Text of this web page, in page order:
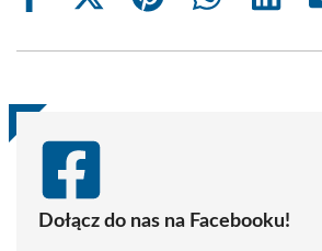
(Twitter)
Dołącz do nas na Facebooku!